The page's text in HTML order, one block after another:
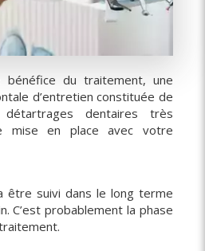
du traitement, une
d’entretien constituée de
dentaires très
mise en place avec votre
être suivi dans le long terme
C’est probablement la phase